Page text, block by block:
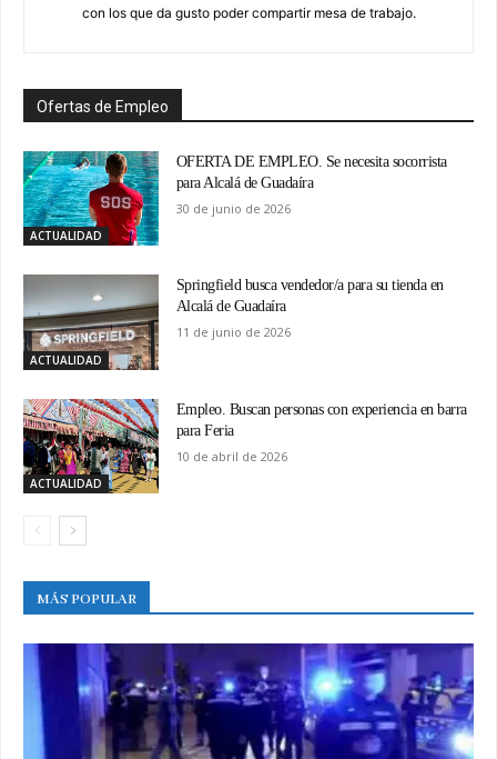
con los que da gusto poder compartir mesa de trabajo.
Ofertas de Empleo
ACTUALIDAD
OFERTA DE EMPLEO. Se necesita socorrista
para Alcalá de Guadaíra
30 de junio de 2026
ACTUALIDAD
Springfield busca vendedor/a para su tienda en
Alcalá de Guadaíra
11 de junio de 2026
ACTUALIDAD
Empleo. Buscan personas con experiencia en barra
para Feria
10 de abril de 2026
MÁS POPULAR